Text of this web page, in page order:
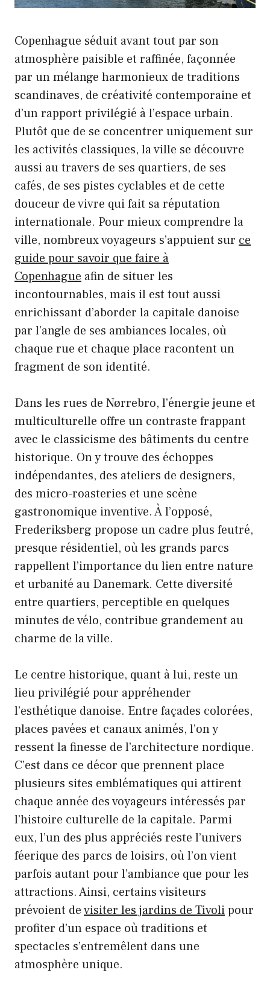
Copenhague séduit avant tout par son
atmosphère paisible et raffinée, façonnée
par un mélange harmonieux de traditions
scandinaves, de créativité contemporaine et
d’un rapport privilégié à l’espace urbain.
Plutôt que de se concentrer uniquement sur
les activités classiques, la ville se découvre
aussi au travers de ses quartiers, de ses
cafés, de ses pistes cyclables et de cette
douceur de vivre qui fait sa réputation
internationale. Pour mieux comprendre la
ville, nombreux voyageurs s’appuient sur ce
guide pour savoir que faire à
Copenhague afin de situer les
incontournables, mais il est tout aussi
enrichissant d’aborder la capitale danoise
par l’angle de ses ambiances locales, où
chaque rue et chaque place racontent un
fragment de son identité.
Dans les rues de Nørrebro, l’énergie jeune et
multiculturelle offre un contraste frappant
avec le classicisme des bâtiments du centre
historique. On y trouve des échoppes
indépendantes, des ateliers de designers,
des micro-roasteries et une scène
gastronomique inventive. À l’opposé,
Frederiksberg propose un cadre plus feutré,
presque résidentiel, où les grands parcs
rappellent l’importance du lien entre nature
et urbanité au Danemark. Cette diversité
entre quartiers, perceptible en quelques
minutes de vélo, contribue grandement au
charme de la ville.
Le centre historique, quant à lui, reste un
lieu privilégié pour appréhender
l’esthétique danoise. Entre façades colorées,
places pavées et canaux animés, l’on y
ressent la finesse de l’architecture nordique.
C’est dans ce décor que prennent place
plusieurs sites emblématiques qui attirent
chaque année des voyageurs intéressés par
l’histoire culturelle de la capitale. Parmi
eux, l’un des plus appréciés reste l’univers
féerique des parcs de loisirs, où l’on vient
parfois autant pour l’ambiance que pour les
attractions. Ainsi, certains visiteurs
prévoient devisiter les jardins de Tivolipour
profiter d’un espace où traditions et
spectacles s’entremêlent dans une
atmosphère unique.